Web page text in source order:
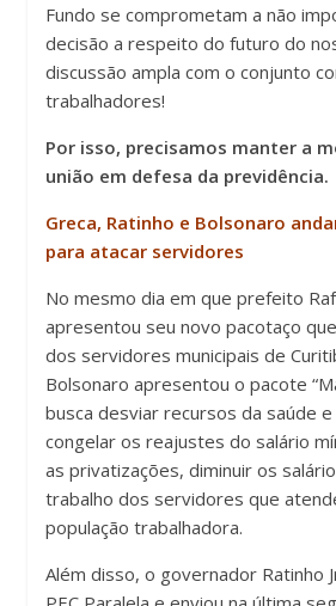
Fundo se comprometam a não
decisão a respeito do futuro do
discussão ampla com o conjunto
trabalhadores!
Por isso, precisamos manter a
união em defesa da previdência.
Greca, Ratinho e Bolsonaro
para atacar servidores
No mesmo dia em que prefeito
apresentou seu novo pacotaço
dos servidores municipais de
Bolsonaro apresentou o pacote
busca desviar recursos da saúde e
congelar os reajustes do salário
as privatizações, diminuir os
trabalho dos servidores que
população trabalhadora.
Além disso, o governador Ratinho